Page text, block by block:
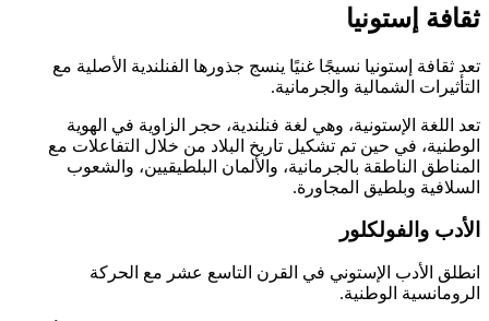
إستونيا
إستونيا نسيجًا غنيًا ينسج جذورها الفنلندية الأصلية مع
الشمالية والجرمانية.
الإستونية، وهي لغة فنلندية، حجر الزاوية في الهوية
في حين تم تشكيل تاريخ البلاد من خلال التفاعلات مع
الناطقة بالجرمانية، والألمان البلطيقيين، والشعوب
وبلطيق المجاورة.
والفولكلور
الأدب الإستوني في القرن التاسع عشر مع الحركة
الوطنية.